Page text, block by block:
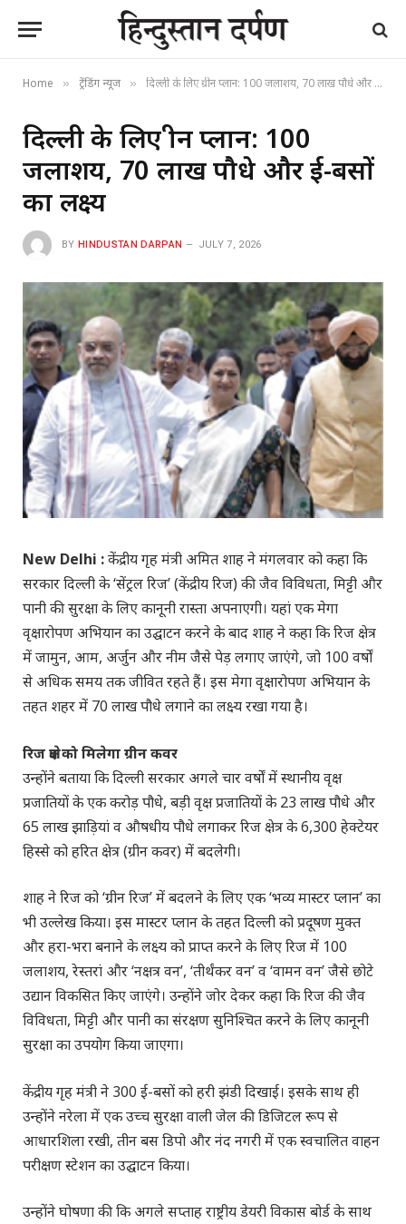
Home » ट्रेंडिंग न्यूज » दिल्ली के लिए ग्रीन प्लान: 100 जलाशय, 70 लाख पौधे और ई-बसों का लक्ष्य
दिल्ली के लिए ग्रीन प्लान: 100
जलाशय, 70 लाख पौधे और ई-बसों
का लक्ष्य
BY HINDUSTAN DARPAN JULY 7, 2026
New Delhi :केंद्रीय गृह मंत्री अमित शाह ने मंगलवार को कहा कि
सरकार दिल्ली के ‘सेंट्रल रिज’ (केंद्रीय रिज) की जैव विविधता, मिट्टी और
पानी की सुरक्षा के लिए कानूनी रास्ता अपनाएगी। यहां एक मेगा
वृक्षारोपण अभियान का उद्घाटन करने के बाद शाह ने कहा कि रिज क्षेत्र
में जामुन, आम, अर्जुन और नीम जैसे पेड़ लगाए जाएंगे, जो 100 वर्षों
से अधिक समय तक जीवित रहते हैं। इस मेगा वृक्षारोपण अभियान के
तहत शहर में 70 लाख पौधे लगाने का लक्ष्य रखा गया है।
रिज क्षेत्र को मिलेगा ग्रीन कवर
उन्होंने बताया कि दिल्ली सरकार अगले चार वर्षों में स्थानीय वृक्ष
प्रजातियों के एक करोड़ पौधे, बड़ी वृक्ष प्रजातियों के 23 लाख पौधे और
65 लाख झाड़ियां व औषधीय पौधे लगाकर रिज क्षेत्र के 6,300 हेक्टेयर
हिस्से को हरित क्षेत्र (ग्रीन कवर) में बदलेगी।
शाह ने रिज को ‘ग्रीन रिज’ में बदलने के लिए एक ‘भव्य मास्टर प्लान’ का
भी उल्लेख किया। इस मास्टर प्लान के तहत दिल्ली को प्रदूषण मुक्त
और हरा-भरा बनाने के लक्ष्य को प्राप्त करने के लिए रिज में 100
जलाशय, रेस्तरां और ‘नक्षत्र वन’, ‘तीर्थंकर वन’ व ‘वामन वन’ जैसे छोटे
उद्यान विकसित किए जाएंगे। उन्होंने जोर देकर कहा कि रिज की जैव
विविधता, मिट्टी और पानी का संरक्षण सुनिश्चित करने के लिए कानूनी
सुरक्षा का उपयोग किया जाएगा।
केंद्रीय गृह मंत्री ने 300 ई-बसों को हरी झंडी दिखाई। इसके साथ ही
उन्होंने नरेला में एक उच्च सुरक्षा वाली जेल की डिजिटल रूप से
आधारशिला रखी, तीन बस डिपो और नंद नगरी में एक स्वचालित वाहन
परीक्षण स्टेशन का उद्घाटन किया।
उन्होंने घोषणा की कि अगले सप्ताह राष्ट्रीय डेयरी विकास बोर्ड के साथ